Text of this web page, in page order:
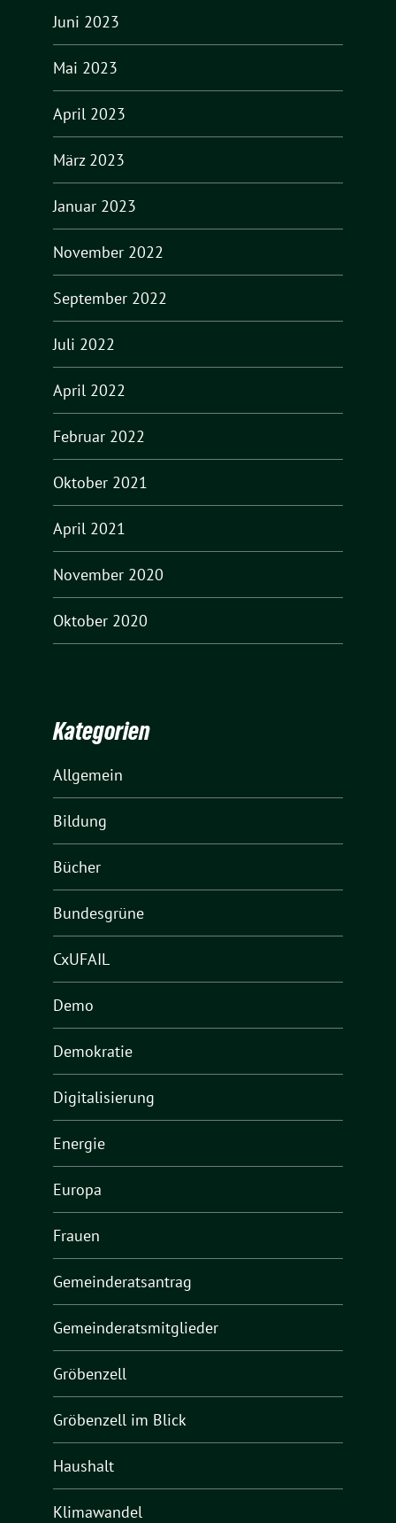
Juni 2023
Mai 2023
April 2023
März 2023
Januar 2023
November 2022
September 2022
Juli 2022
April 2022
Februar 2022
Oktober 2021
April 2021
November 2020
Oktober 2020
Kategorien
Allgemein
Bildung
Bücher
Bundesgrüne
CxUFAIL
Demo
Demokratie
Digitalisierung
Energie
Europa
Frauen
Gemeinderatsantrag
Gemeinderatsmitglieder
Gröbenzell
Gröbenzell im Blick
Haushalt
Klimawandel